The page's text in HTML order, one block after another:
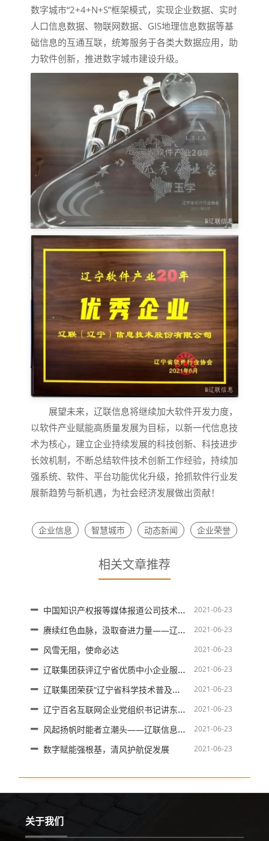
数字城市“2+4+N+S”框架模式，实现企业数据、实时
人口信息数据、物联网数据、GIS地理信息数据等基
础信息的互通互联，统筹服务于各类大数据应用，助
力软件创新，推进数字城市建设升级。
展望未来，辽联信息将继续加大软件开发力度，
以软件产业赋能高质量发展为目标，以新一代信息技
术为核心，建立企业持续发展的科技创新、科技进步
长效机制，不断总结软件技术创新工作经验，持续加
强系统、软件、平台功能优化升级，抢抓软件行业发
展新趋势与新机遇，为社会经济发展做出贡献！
企业信息 智慧城市 动态新闻 企业荣誉
相关文章推荐
2021-06-23
中国知识产权报等媒体报道公司技术人才入选省专家库
2021-06-23
赓续红色血脉，汲取奋进力量——辽联集团党支部开展迎七一感党恩红色研学活动
2021-06-23
风雪无阻，使命必达
2021-06-23
辽联集团获评辽宁省优质中小企业服务机构
2021-06-23
辽联集团荣获“辽宁省科学技术普及基地”称号
2021-06-23
辽宁百名互联网企业党组织书记讲东北抗联故事——辽联集团党支部
2021-06-23
风起扬帆时能者立潮头——辽联信息2024年年度股东会胜利召开
2021-06-23
数字赋能强根基，清风护航促发展
关于我们